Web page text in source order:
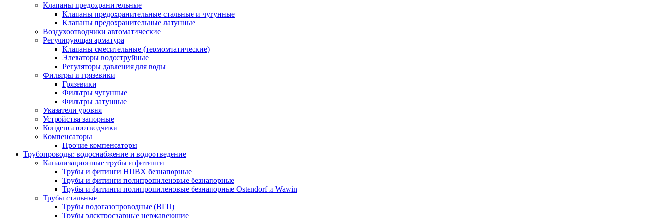
Клапаны предохранительные
Клапаны предохранительные стальные и чугунные
Клапаны предохранительные латунные
Воздухоотводчики автоматические
Регулирующая арматура
Клапаны смесительные (термомтатические)
Элеваторы водоструйные
Регуляторы давления для воды
Фильтры и грязевики
Грязевики
Фильтры чугунные
Фильтры латунные
Указатели уровня
Устройства запорные
Конденсатоотводчики
Компенсаторы
Прочие компенсаторы
Трубопроводы: водоснабжение и водоотведение
Канализационные трубы и фитинги
Трубы и фитинги НПВХ безнапорные
Трубы и фитинги полипропиленовые безнапорные
Трубы и фитинги полипропиленовые безнапорные Ostendorf и Wawin
Трубы стальные
Трубы водогазопроводные (ВГП)
Трубы электросварные нержавеющие